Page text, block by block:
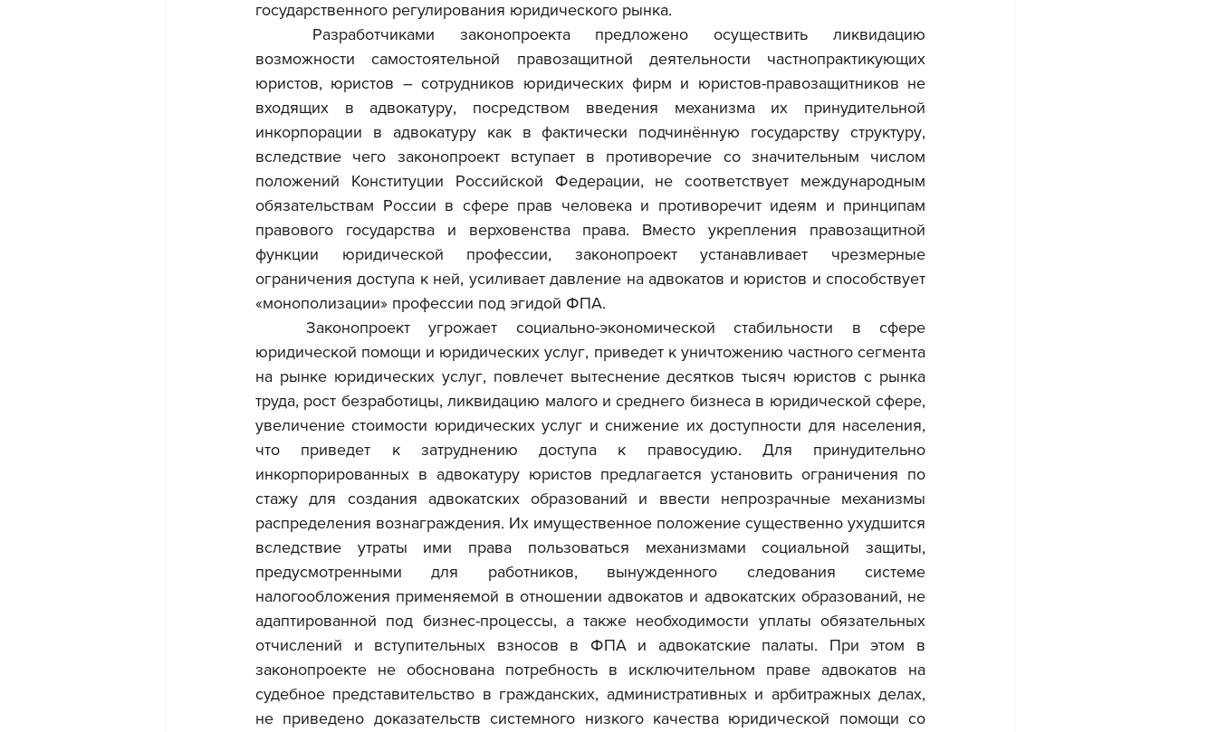
государственного регулирования юридического рынка.
возможности самостоятельной правозащитной деятельности частнопрактикующих
юристов, юристов – сотрудников юридических фирм и юристов-правозащитников не
входящих в адвокатуру, посредством введения механизма их принудительной
инкорпорации в адвокатуру как в фактически подчинённую государству структуру,
вследствие чего законопроект вступает в противоречие со значительным числом
положений Конституции Российской Федерации, не соответствует международным
обязательствам России в сфере прав человека и противоречит идеям и принципам
правового государства и верховенства права. Вместо укрепления правозащитной
функции юридической профессии, законопроект устанавливает чрезмерные
ограничения доступа к ней, усиливает давление на адвокатов и юристов и способствует
«монополизации» профессии под эгидой ФПА.
юридической помощи и юридических услуг, приведет к уничтожению частного сегмента
на рынке юридических услуг, повлечет вытеснение десятков тысяч юристов с рынка
труда, рост безработицы, ликвидацию малого и среднего бизнеса в юридической сфере,
увеличение стоимости юридических услуг и снижение их доступности для населения,
что приведет к затруднению доступа к правосудию. Для принудительно
инкорпорированных в адвокатуру юристов предлагается установить ограничения по
стажу для создания адвокатских образований и ввести непрозрачные механизмы
распределения вознаграждения. Их имущественное положение существенно ухудшится
вследствие утраты ими права пользоваться механизмами социальной защиты,
предусмотренными для работников, вынужденного следования системе
налогообложения применяемой в отношении адвокатов и адвокатских образований, не
адаптированной под бизнес-процессы, а также необходимости уплаты обязательных
отчислений и вступительных взносов в ФПА и адвокатские палаты. При этом в
законопроекте не обоснована потребность в исключительном праве адвокатов на
судебное представительство в гражданских, административных и арбитражных делах,
не приведено доказательств системного низкого качества юридической помощи со